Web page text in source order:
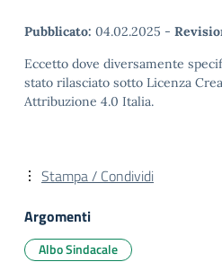
Pubblicato: 04.02.2025 -
Eccetto dove diversamente
stato rilasciato sotto Licenza
Attribuzione 4.0 Italia.
Stampa / Condividi
Argomenti
Albo Sindacale